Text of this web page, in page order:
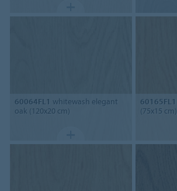
60064FL1 whitewash elegant
oak (120x20 cm)
60165FL1
(75x15 cm)